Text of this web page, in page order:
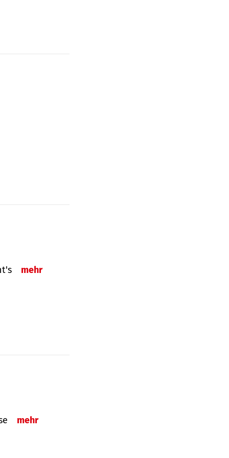
mehr
mehr